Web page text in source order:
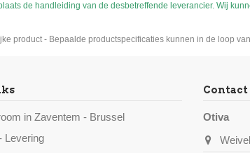
de handleiding van de desbetreffende leverancier. Wij
product - Bepaalde productspecificaties kunnen in de loop
in Zaventem - Brussel
Levering
Contact
Otiva